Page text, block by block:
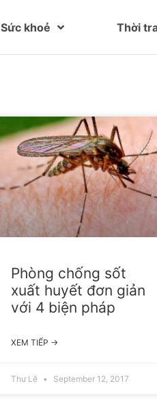
Sức khoẻ Thời
Phòng chống sốt
xuất huyết đơn giản
với 4 biện pháp
XEM TIẾP →
Thư Lê September 12, 2017